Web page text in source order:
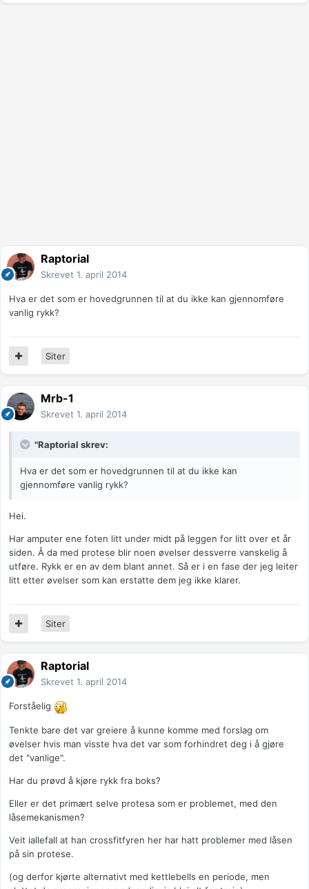
Raptorial
Skrevet 1. april 2014
Hva er det som er hovedgrunnen til at du ikke kan gjennomføre
vanlig rykk?
Siter
Mrb-1
Skrevet 1. april 2014
"Raptorial skrev:
Hva er det som er hovedgrunnen til at du ikke kan
gjennomføre vanlig rykk?
Hei.
Har amputer ene foten litt under midt på leggen for litt over et år
siden. Å da med protese blir noen øvelser dessverre vanskelig å
utføre. Rykk er en av dem blant annet. Så er i en fase der jeg leiter
litt etter øvelser som kan erstatte dem jeg ikke klarer.
Siter
Raptorial
Skrevet 1. april 2014
Forståelig
Tenkte bare det var greiere å kunne komme med forslag om
øvelser hvis man visste hva det var som forhindret deg i å gjøre
det "vanlige".
Har du prøvd å kjøre rykk fra boks?
Eller er det primært selve protesa som er problemet, med den
låsemekanismen?
Veit iallefall at han crossfitfyren her har hatt problemer med låsen
på sin protese.
(og derfor kjørte alternativt med kettlebells en periode, men